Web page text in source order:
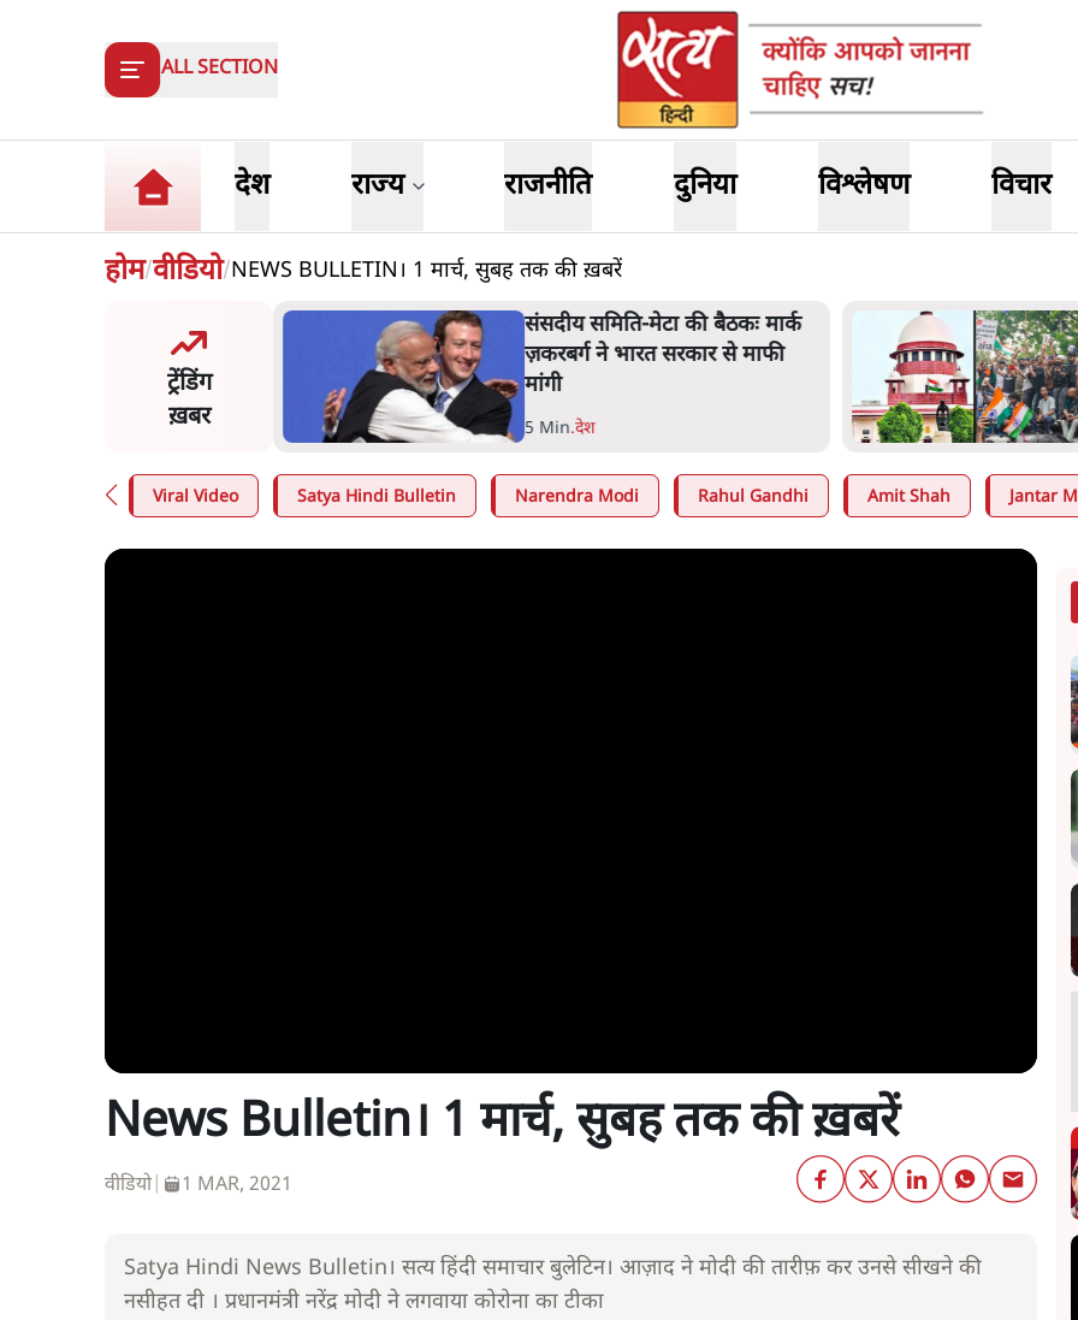
ALL SECTION
देश राज्य राजनीति दुनिया विश्लेषण विचार
होम/वीडियो/NEWS BULLETIN। 1 मार्च, सुबह तक की ख़बरें
ट्रेंडिंग
ख़बर
समिति-मेटा की बैठकः मार्क
ने भारत सरकार से माफी
जंतर-मंतर प्रोटेस्ट- 'ताकतवर सरकार
के नाम पर आक्रामकता न दिखाए
पुलिस, जेन जी को सुने': SC
5 Min.देश
Viral Video Satya Hindi Bulletin Narendra Modi Rahul Gandhi Amit Shah Jantar
News Bulletin। 1 मार्च, सुबह तक की ख़बरें
वीडियो| 1 MAR, 2021
Satya Hindi News Bulletin। सत्य हिंदी समाचार बुलेटिन। आज़ाद ने मोदी की तारीफ़ कर उनसे सीखने की
नसीहत दी । प्रधानमंत्री नरेंद्र मोदी ने लगवाया कोरोना का टीका